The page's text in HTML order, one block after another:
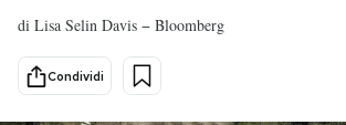
Cultura
Economia
Sport
di Lisa Selin Davis − Bloomberg
Condividi